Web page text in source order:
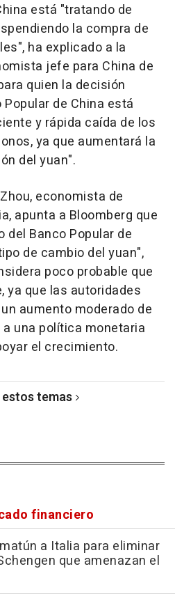
está "tratando de
la compra de
ha explicado a la
jefe para China de
quien la decisión
de China está
y rápida caída de los
ya que aumentará la
del yuan".
economista de
apunta a Bloomberg que
Banco Popular de
de cambio del yuan",
poco probable que
ya que las autoridades
aumento moderado de
una política monetaria
el crecimiento.
temas
financiero
a Italia para eliminar
que amenazan el